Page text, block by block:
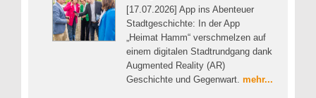
[17.07.2026] App ins Abenteuer
Stadtgeschichte: In der App
„Heimat Hamm“ verschmelzen auf
einem digitalen Stadtrundgang dank
Augmented Reality (AR)
Geschichte und Gegenwart. mehr...